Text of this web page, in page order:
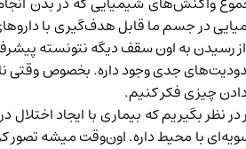
به‌عبارت دیگه، فقط ۲۵٪ از کل واکنش‌های شیمیایی در
از رسیدن به اون سقف دیگه نتونسته
جدی وجود داره. بخصوص وقتی
چیزی فکر کنیم.
نظر بگیریم که بیماری با ایجاد
با محیط داره. اون‌وقت میشه